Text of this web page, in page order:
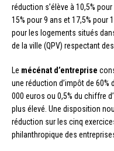
réduction s’élève à 10,5%
15% pour 9 ans et 17,5% pour
pour les logements situés
de la ville (QPV) respectant
Le mécénat d’entreprise
une réduction d’impôt de
000 euros ou 0,5% du chiffre
plus élevé. Une disposition
réduction sur les cinq
philanthropique des